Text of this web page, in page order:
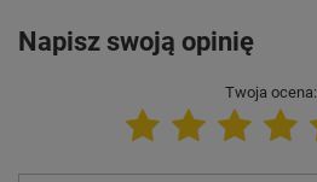
Napisz swoją opinię
Twoja ocena: